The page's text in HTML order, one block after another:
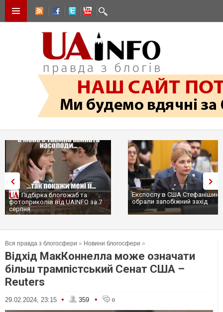
Підбірка блогожаб та
фотоприколів від UAINFO за 7
серпня
Експослу в США
обрали запобіжний захід
Вся правда з блогосфери » Новини блогосфери »
Відхід МакКоннелла може означати
більш трампістський Сенат США –
Reuters
29.02.2024, 23:15 • 359 • 0